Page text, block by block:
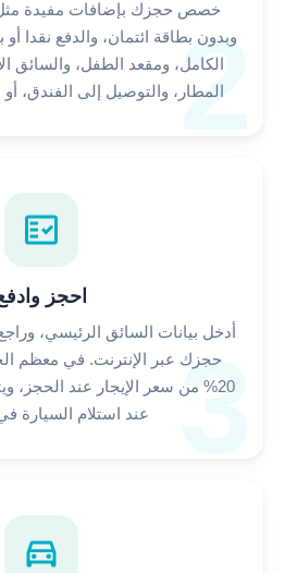
2
خصص حجزك بإضافات مفيدة مثل
وبدون بطاقة ائتمان، والدفع نقدا
الكامل، ومقعد الطفل، والسائق
المطار، والتوصيل إلى الفندق،
3
fact_check
احجز
أدخل بيانات السائق الرئيسي،
20% من سعر الإيجار عند الحجز،
عند استلام السيارة
directions_car